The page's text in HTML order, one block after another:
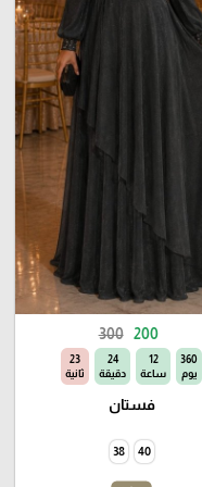
300 200
360
يوم
12
ساعة
24
دقيقة
22
ثانية
فستان
40
38